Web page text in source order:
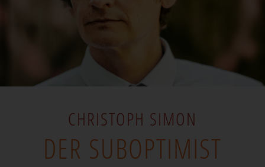
CHRISTOPH SIMON
DER SUBOPTIMIST